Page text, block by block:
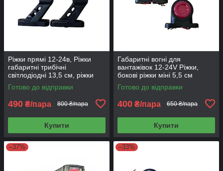
Ріжки прямі 12-24в, Ріжки
габаритні трибічні
світлодіодні 13,5 см, ріжки
бокові, 2 шт 0134 Kogel
Готово до відправки
490 ₴/пара 800 ₴/пара
Купити
Габаритні вогні для
вантажівок 12-24V Ріжки,
бокові ріжки міні 5,5 см
неонові 2 шт NR-0105
Готово до відправки
400 ₴/пара 650 ₴/пара
Купити
–37% –33%